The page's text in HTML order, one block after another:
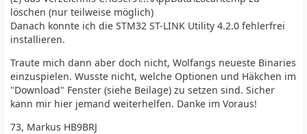
löschen (nur teilweise möglich)
Danach konnte ich die STM32 ST-LINK Utility 4.2.0 fehlerfrei
installieren.
Traute mich dann aber doch nicht, Wolfangs neueste Binaries
einzuspielen. Wusste nicht, welche Optionen und Häkchen im
"Download" Fenster (siehe Beilage) zu setzen sind. Sicher
kann mir hier jemand weiterhelfen. Danke im Voraus!
73, Markus HB9BRJ